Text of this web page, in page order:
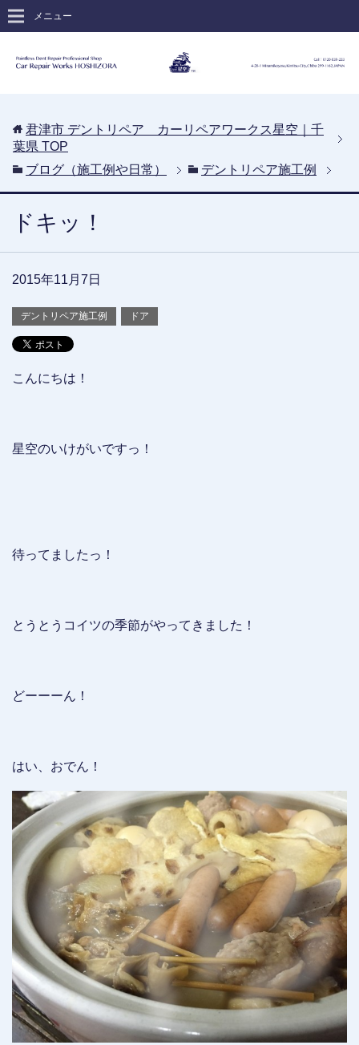
メニュー
君津市 デントリペア カーリペアワークス星空｜千
葉県 TOP
ブログ（施工例や日常）
デントリペア施工例
ドキッ！
2015年11月7日
デントリペア施工例 ドア
こんにちは！
星空のいけがいですっ！
待ってましたっ！
とうとうコイツの季節がやってきました！
どーーーん！
はい、おでん！